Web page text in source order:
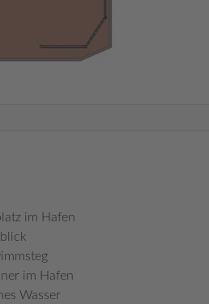
im Hafen
im Hafen
Wasser